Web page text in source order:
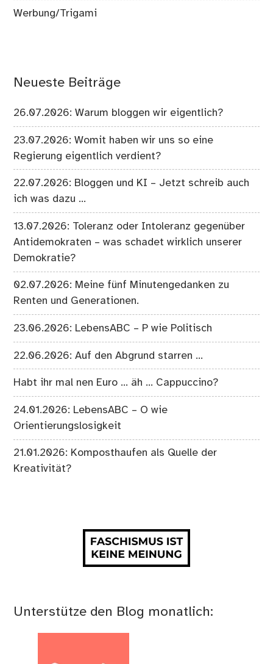
Werbung/Trigami
Neueste Beiträge
26.07.2026: Warum bloggen wir eigentlich?
23.07.2026: Womit haben wir uns so eine
Regierung eigentlich verdient?
22.07.2026: Bloggen und KI – Jetzt schreib auch
ich was dazu …
13.07.2026: Toleranz oder Intoleranz gegenüber
Antidemokraten – was schadet wirklich unserer
Demokratie?
02.07.2026: Meine fünf Minutengedanken zu
Renten und Generationen.
23.06.2026: LebensABC – P wie Politisch
22.06.2026: Auf den Abgrund starren …
Habt ihr mal nen Euro … äh … Cappuccino?
24.01.2026: LebensABC – O wie
Orientierungslosigkeit
21.01.2026: Komposthaufen als Quelle der
Kreativität?
Unterstütze den Blog monatlich: